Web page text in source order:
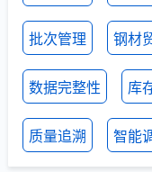
批次管理 钢材
数据完整性 库
质量追溯 智能